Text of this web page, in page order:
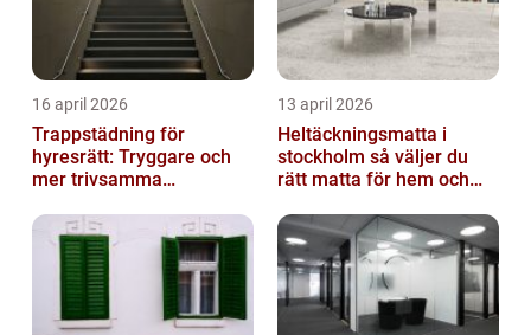
16 april 2026
Trappstädning för
hyresrätt: Tryggare och
mer trivsamma
13 april 2026
Heltäckningsmatta i
stockholm så väljer du
rätt matta för hem och